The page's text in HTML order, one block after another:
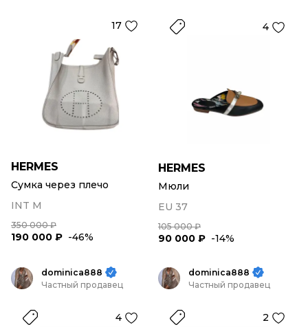
17
HERMES
Сумка через плечо
INT M
350 000 ₽
190 000 ₽ -46%
4
HERMES
Мюли
EU 37
105 000 ₽
90 000 ₽ -14%
dominica888
Частный продавец
4
dominica888
Частный продавец
2